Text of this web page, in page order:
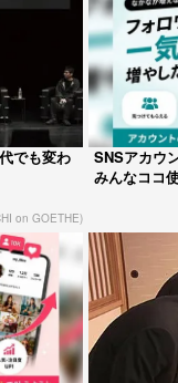
でも変わ
on GOETHE)
SNSアカウ
みんなココ